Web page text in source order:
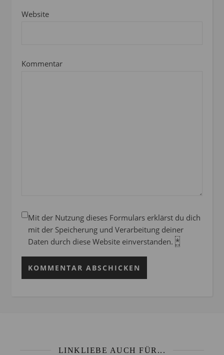
Website
Kommentar
Mit der Nutzung dieses Formulars erklärst du dich
mit der Speicherung und Verarbeitung deiner
Daten durch diese Website einverstanden. *
LINKLIEBE AUCH FÜR...